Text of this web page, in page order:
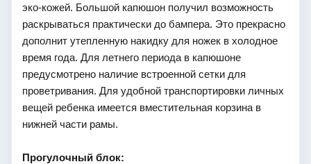
эко-кожей. Большой капюшон получил возможность
раскрываться практически до бампера. Это прекрасно
дополнит утепленную накидку для ножек в холодное
время года. Для летнего периода в капюшоне
предусмотрено наличие встроенной сетки для
проветривания. Для удобной транспортировки личных
вещей ребенка имеется вместительная корзина в
нижней части рамы.
Прогулочный блок: